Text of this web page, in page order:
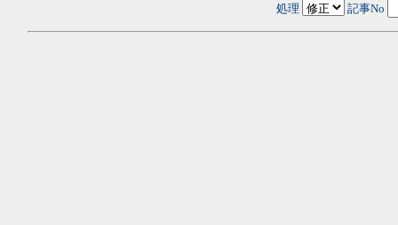
処理 記事No